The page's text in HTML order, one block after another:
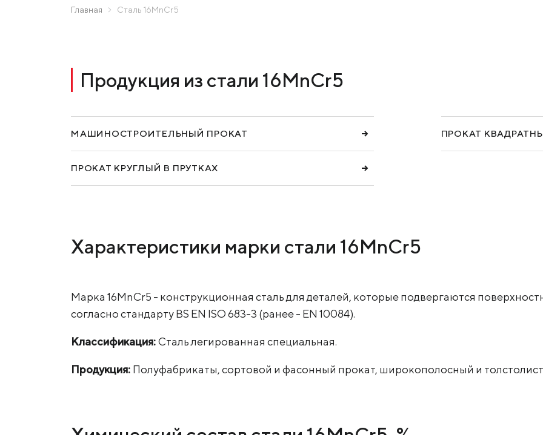
Каметсталь
Главная Сталь 16MnCr5
Продукция из стали 16MnCr5
МАШИНОСТРОИТЕЛЬНЫЙ ПРОКАТ
ПРОКАТ КРУГЛЫЙ В ПРУТКАХ
ПРОКАТ
Характеристики марки стали 16MnCr5
Марка 16MnCr5 - конструкционная сталь для деталей, которые подвергаются
согласно стандарту BS EN ISO 683-3 (ранее - EN 10084).
Классификация:Сталь легированная специальная.
Продукция: Полуфабрикаты, сортовой и фасонный прокат, широкополосный и